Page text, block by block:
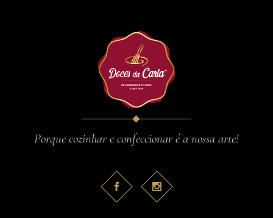
Porque cozinhar e confeccionar é a nossa arte!